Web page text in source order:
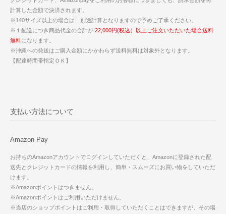
計算した金額で決済されます。
※140サイズ以上の場合は、別途計算となりますので予めご了承ください。
※１配送につき商品代金の合計が 22,000円(税込）以上ご注文いただいた場合送料
無料になります。
※沖縄への発送はご購入金額にかかわらず送料無料は対象外となります。
【配達時間帯指定ＯＫ】
支払い方法について
Amazon Pay
お持ちのAmazonアカウントでログインしていただくと、Amazonに登録された配
送先とクレジットカードの情報を利用し、簡単・スムーズにお買い物をしていただ
けます。
※Amazonポイントはつきません。
※Amazonポイントはご利用いただけません。
※当店のショップポイントはご利用・取得していただくことはできますが、その場